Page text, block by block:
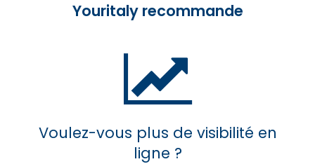
Youritaly recommande
Voulez-vous plus de visibilité en
ligne ?